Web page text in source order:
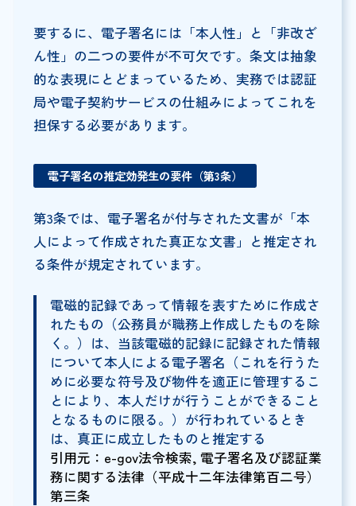
要するに、電子署名には「本人性」と「非改ざ
ん性」の二つの要件が不可欠です。条文は抽象
的な表現にとどまっているため、実務では認証
局や電子契約サービスの仕組みによってこれを
担保する必要があります。
電子署名の推定効発生の要件（第3条）
第3条では、電子署名が付与された文書が「本
人によって作成された真正な文書」と推定され
る条件が規定されています。
電磁的記録であって情報を表すために作成さ
れたもの（公務員が職務上作成したものを除
く。）は、当該電磁的記録に記録された情報
について本人による電子署名（これを行うた
めに必要な符号及び物件を適正に管理するこ
とにより、本人だけが行うことができること
となるものに限る。）が行われているとき
は、真正に成立したものと推定する
引用元：e-gov法令検索, 電子署名及び認証業
務に関する法律（平成十二年法律第百二号）
第三条